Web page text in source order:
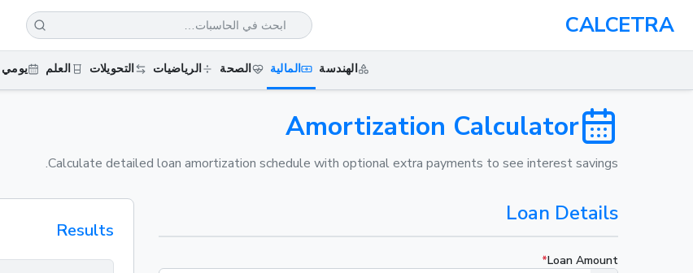
CALCETRA
الهندسة المالية الصحة الرياضيات التحويلات العلم يومي
Amortization Calculator
Calculate detailed loan amortization schedule with optional extra payments to see interest savings.
Loan Details
Loan Amount
*
Results